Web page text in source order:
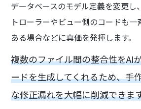
データベースのモデル定義を変更し
トローラーやビュー側のコードも
ある場合などに真価を発揮します。
複数のファイル間の整合性をAI
ードを生成してくれるため、手
な修正漏れを大幅に削減できま